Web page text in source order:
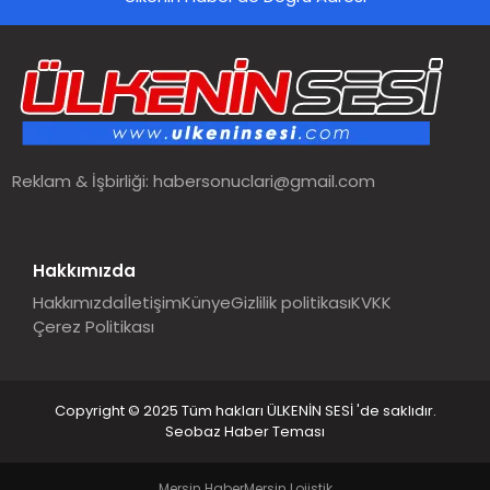
TEKNOLOJI
Reklam & İşbirliği:habersonuclari@gmail.com
Hakkımızda
HakkımızdaİletişimKünyeGizlilik politikasıKVKK
Çerez Politikası
Copyright © 2025 Tüm hakları ÜLKENİN SESİ 'de saklıdır.
Seobaz Haber Teması